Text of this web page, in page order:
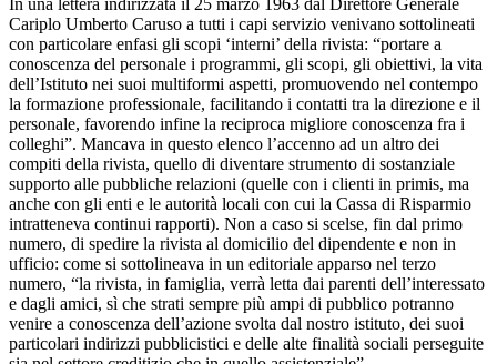
In una lettera indirizzata il 25 marzo 1963 dal Direttore Generale
Cariplo Umberto Caruso a tutti i capi servizio venivano sottolineati
con particolare enfasi gli scopi ‘interni’ della rivista: “portare a
conoscenza del personale i programmi, gli scopi, gli obiettivi, la vita
dell’Istituto nei suoi multiformi aspetti, promuovendo nel contempo
la formazione professionale, facilitando i contatti tra la direzione e il
personale, favorendo infine la reciproca migliore conoscenza fra i
colleghi”. Mancava in questo elenco l’accenno ad un altro dei
compiti della rivista, quello di diventare strumento di sostanziale
supporto alle pubbliche relazioni (quelle con i clienti in primis, ma
anche con gli enti e le autorità locali con cui la Cassa di Risparmio
intratteneva continui rapporti). Non a caso si scelse, fin dal primo
numero, di spedire la rivista al domicilio del dipendente e non in
ufficio: come si sottolineava in un editoriale apparso nel terzo
numero, “la rivista, in famiglia, verrà letta dai parenti dell’interessato
e dagli amici, sì che strati sempre più ampi di pubblico potranno
venire a conoscenza dell’azione svolta dal nostro istituto, dei suoi
particolari indirizzi pubblicistici e delle alte finalità sociali perseguite